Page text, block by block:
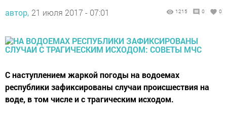
автор, 21 июля 2017 - 07:01 1215 0 0
С наступлением жаркой погоды на водоемах
республики зафиксированы случаи происшествия на
воде, в том числе и с трагическим исходом.